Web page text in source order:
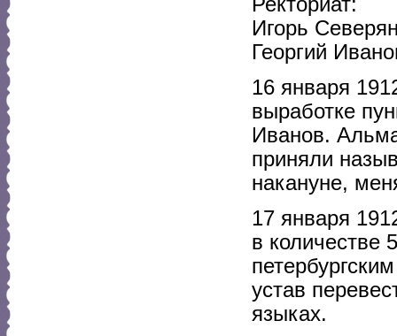
Игорь
Георгий
16 января
выработке
Иванов.
приняли
накануне,
17 января
в количестве
устав
языках.